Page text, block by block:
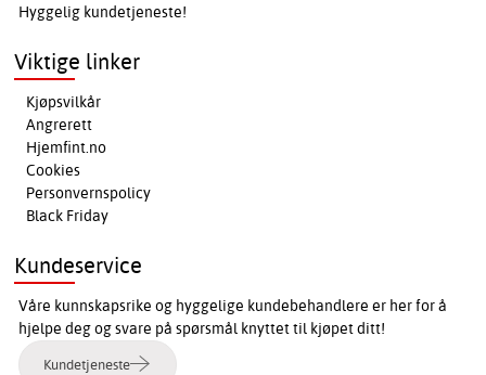
Hyggelig kundetjeneste!
Viktige linker
Kjøpsvilkår
Angrerett
Hjemfint.no
Cookies
Personvernspolicy
Black Friday
Kundeservice
Våre kunnskapsrike og hyggelige kundebehandlere er her for å
hjelpe deg og svare på spørsmål knyttet til kjøpet ditt!
Kundetjeneste